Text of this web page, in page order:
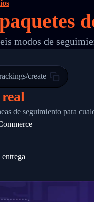
Facility in HONG
15:28:00",
"Shipment picked
CHINA,PEOPLES
modos de
create
de seguimiento para